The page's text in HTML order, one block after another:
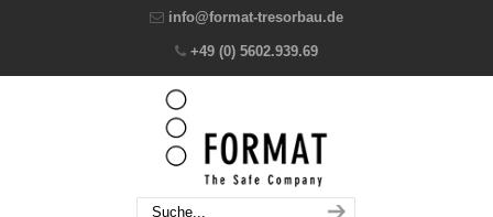
info@format-tresorbau.de
+49 (0) 5602.939.69